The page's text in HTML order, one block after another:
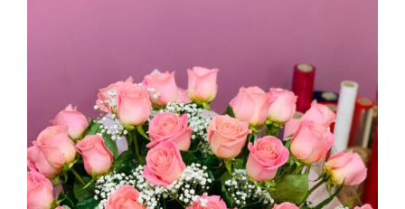
AÑADIR AL CARRITO
/
DETALLES